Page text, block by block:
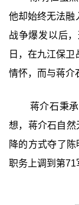
他却始终无法融
战争爆发以后
日，在九江保
情怀，而与蒋介
蒋介石秉
想，蒋介石自然
降的方式夺了
职务上调到第71